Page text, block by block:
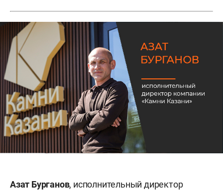
Азат Бурганов, исполнительный директор